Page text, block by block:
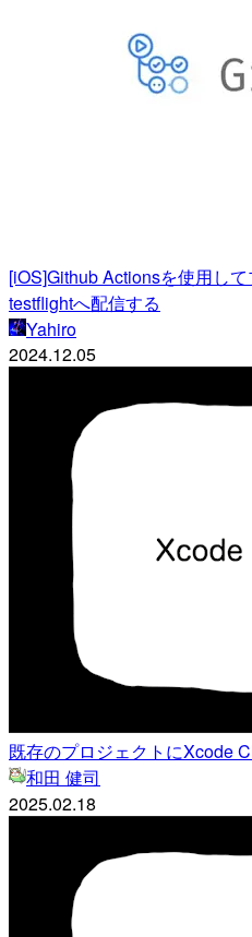
[iOS]Github Actionsを使用し
testflightへ配信する
Yahiro
2024.12.05
既存のプロジェクトにXcode
和田 健司
2025.02.18